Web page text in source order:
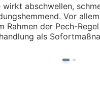
wirkt abschwellen,
Vor
Rahmen der Pech-
als